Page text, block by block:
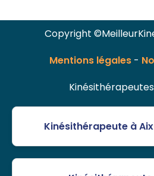
Copyright
Mentions légales-
Kinésithérapeute à